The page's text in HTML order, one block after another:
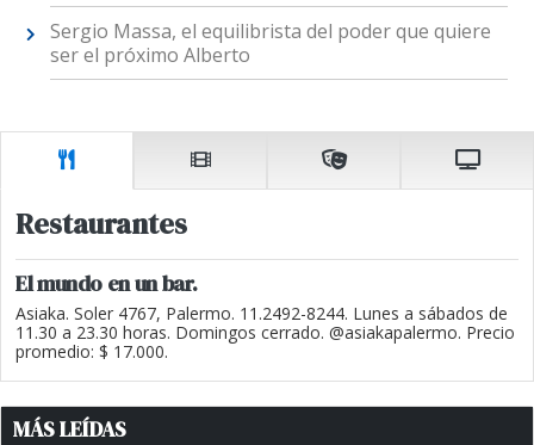
Sergio Massa, el equilibrista del poder que quiere
ser el próximo Alberto
Restaurantes
El mundo en un bar.
Asiaka. Soler 4767, Palermo. 11.2492-8244. Lunes a sábados de
11.30 a 23.30 horas. Domingos cerrado. @asiakapalermo. Precio
promedio: $ 17.000.
MÁS LEÍDAS